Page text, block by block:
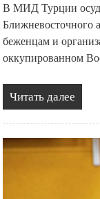
В МИД Турции
Ближневосточного
беженцам и
оккупированном
Читать далее